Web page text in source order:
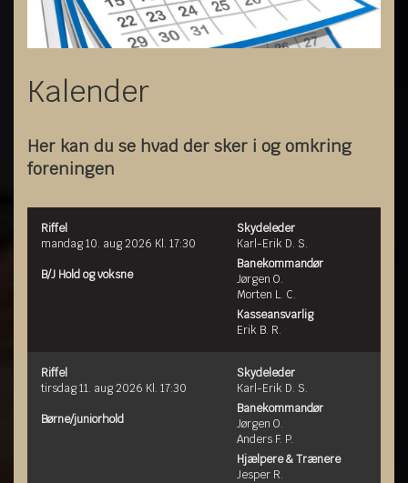
Kalender
Her kan du se hvad der sker i og omkring
foreningen
Riffel
mandag 10. aug 2026 Kl. 17:30
B/J Hold og voksne
Skydeleder
Karl-Erik D. S.
Banekommandør
Jørgen O.
Morten L. C.
Kasseansvarlig
Erik B. R.
Riffel
tirsdag 11. aug 2026 Kl. 17:30
Børne/juniorhold
Skydeleder
Karl-Erik D. S.
Banekommandør
Jørgen O.
Anders F. P.
Hjælpere & Trænere
Jesper R.